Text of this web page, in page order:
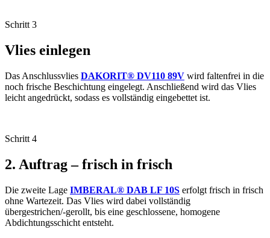
Schritt 3
Vlies einlegen
Das Anschlussvlies DAKORIT® DV110 89V wird faltenfrei in die
noch frische Beschichtung eingelegt. Anschließend wird das Vlies
leicht angedrückt, sodass es vollständig eingebettet ist.
Schritt 4
2. Auftrag – frisch in frisch
Die zweite Lage IMBERAL® DAB LF 10S erfolgt frisch in frisch
ohne Wartezeit. Das Vlies wird dabei vollständig
übergestrichen/‑gerollt, bis eine geschlossene, homogene
Abdichtungsschicht entsteht.